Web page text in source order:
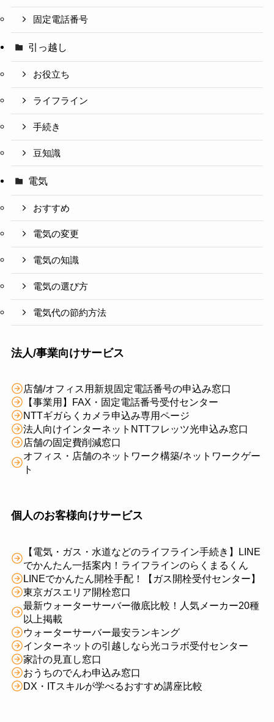
固定電話番号
引っ越し
お役立ち
ライフライン
手続き
豆知識
電気
おすすめ
電気の変更
電気の知識
電気の選び方
電気代の節約方法
法人/事業向けサービス
店舗/オフィス用新規固定電話番号の申込み窓口
【事業用】FAX・固定電話番号受付センター
NTTギガらくカメラ申込み専用ページ
法人向けインターネットNTTフレッツ光申込み窓口
店舗の固定費削減窓口
オフィス・店舗のネットワーク構築/ネットワークゲー
ト
個人のお客様向けサービス
【電気・ガス・水道などのライフライン手続き】LINE
でかんたん一括案内！ライフラインのらくまるくん
LINEでかんたん開栓手配！【ガス開栓受付センター】
東京ガスエリア開栓窓口
最新ウォーターサーバー徹底比較！人気メーカー20種
以上掲載
ウォーターサーバー最安ランキング
インターネットの引越しなら光コラボ受付センター
家計の見直し窓口
おうちのでんわ申込み窓口
DX・ITスキルが学べるおすすめ講座比較